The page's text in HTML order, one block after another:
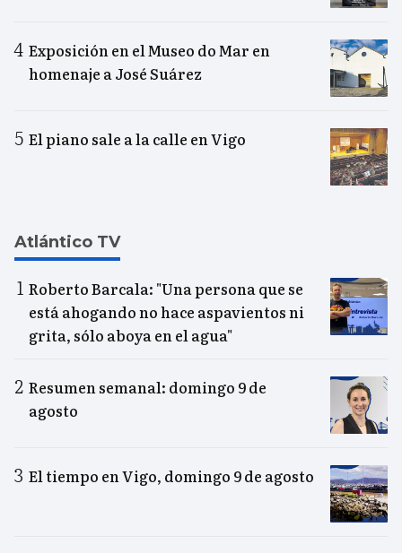
Exposición en el Museo do Mar en
homenaje a José Suárez
El piano sale a la calle en Vigo
Atlántico TV
Roberto Barcala: "Una persona que se
está ahogando no hace aspavientos ni
grita, sólo aboya en el agua"
Resumen semanal: domingo 9 de
agosto
El tiempo en Vigo, domingo 9 de agosto